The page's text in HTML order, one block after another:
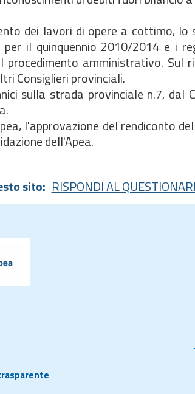
dei lavori di opere a cottimo, lo
il quinquennio 2010/2014 e i
amministrativo. Sul
Consiglieri provinciali.
sulla strada provinciale n.7, dal
l'approvazione del rendiconto
dell'Apea.
sito: RISPONDI AL